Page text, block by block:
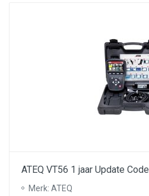
ATEQ VT56 1 jaar Update Code
Merk: ATEQ